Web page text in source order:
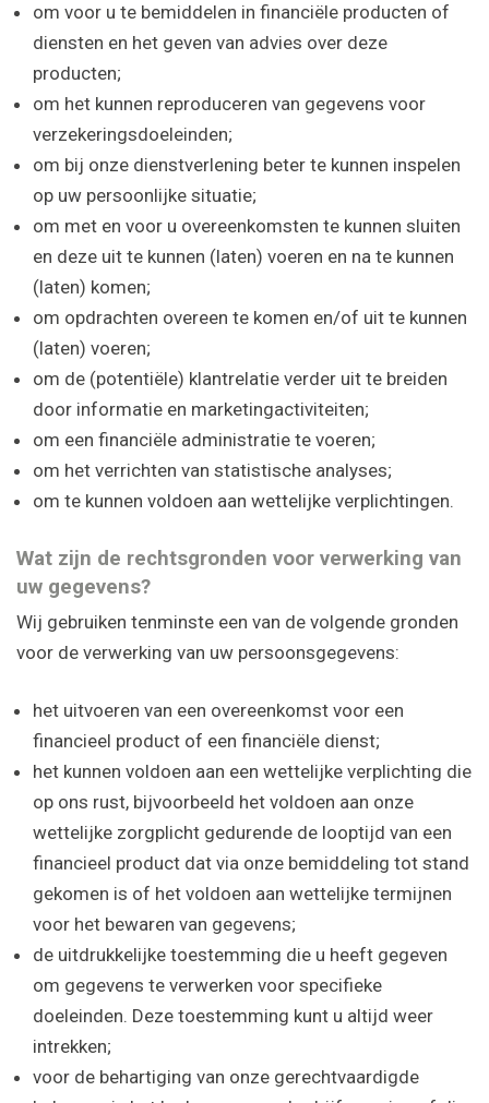
om voor u te bemiddelen in financiële producten of
diensten en het geven van advies over deze
producten;
om het kunnen reproduceren van gegevens voor
verzekeringsdoeleinden;
om bij onze dienstverlening beter te kunnen inspelen
op uw persoonlijke situatie;
om met en voor u overeenkomsten te kunnen sluiten
en deze uit te kunnen (laten) voeren en na te kunnen
(laten) komen;
om opdrachten overeen te komen en/of uit te kunnen
(laten) voeren;
om de (potentiële) klantrelatie verder uit te breiden
door informatie en marketingactiviteiten;
om een financiële administratie te voeren;
om het verrichten van statistische analyses;
om te kunnen voldoen aan wettelijke verplichtingen.
Wat zijn de rechtsgronden voor verwerking van
uw gegevens?
Wij gebruiken tenminste een van de volgende gronden
voor de verwerking van uw persoonsgegevens:
het uitvoeren van een overeenkomst voor een
financieel product of een financiële dienst;
het kunnen voldoen aan een wettelijke verplichting die
op ons rust, bijvoorbeeld het voldoen aan onze
wettelijke zorgplicht gedurende de looptijd van een
financieel product dat via onze bemiddeling tot stand
gekomen is of het voldoen aan wettelijke termijnen
voor het bewaren van gegevens;
de uitdrukkelijke toestemming die u heeft gegeven
om gegevens te verwerken voor specifieke
doeleinden. Deze toestemming kunt u altijd weer
intrekken;
voor de behartiging van onze gerechtvaardigde